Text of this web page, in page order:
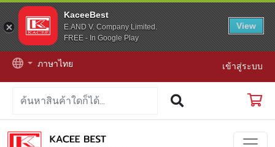
KaceeBest
E.AND V. Company Limited.
FREE - In Google Play
View
ภาษาไทย เข้าสู่ระบบ